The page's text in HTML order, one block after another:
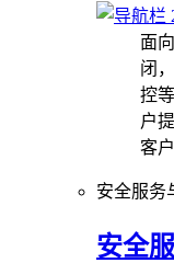
面
闭
控
户
客
安全服务
安全